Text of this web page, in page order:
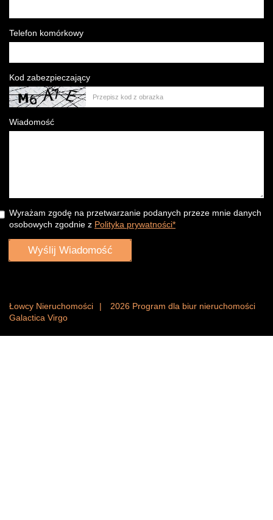
Telefon komórkowy
Kod zabezpieczający
Wiadomość
Wyrażam zgodę na przetwarzanie podanych przeze mnie danych
osobowych zgodnie z Polityka prywatności*
Łowcy Nieruchomości 2026 Program dla biur nieruchomości
Galactica Virgo